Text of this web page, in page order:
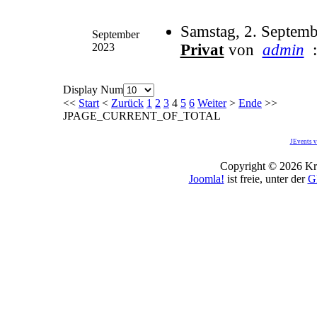
September
2023
Samstag, 2.
Privatvon admin
Display Num
<< Start < Zurück 1 2 3 4 5 6 Weiter> Ende >>
JPAGE_CURRENT_OF_TOTAL
JEvents
Copyright © 2026
Joomla! ist freie, unter der